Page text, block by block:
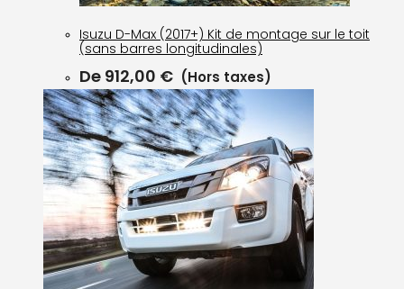
Isuzu D-Max (2017+) Kit de montage sur le toit
(sans barres longitudinales)
De 912,00 € (Hors taxes)